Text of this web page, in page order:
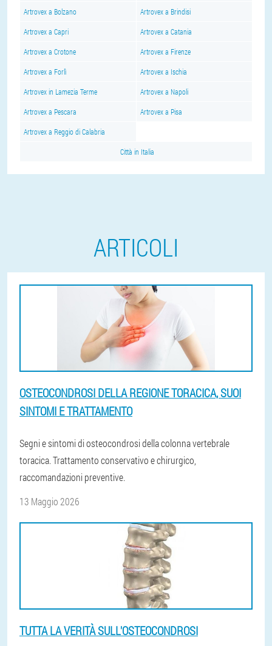
Artrovex a Bolzano Artrovex a Brindisi
Artrovex a Capri Artrovex a Catania
Artrovex a Crotone Artrovex a Firenze
Artrovex a Forlì Artrovex a Ischia
Artrovex in Lamezia Terme Artrovex a Napoli
Artrovex a Pescara Artrovex a Pisa
Artrovex a Reggio di Calabria
Città in Italia
ARTICOLI
OSTEOCONDROSI DELLA REGIONE TORACICA, SUOI
SINTOMI E TRATTAMENTO
Segni e sintomi di osteocondrosi della colonna vertebrale
toracica. Trattamento conservativo e chirurgico,
raccomandazioni preventive.
13 Maggio 2026
TUTTA LA VERITÀ SULL'OSTEOCONDROSI